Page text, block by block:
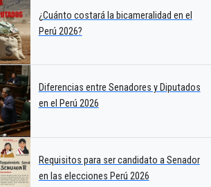
¿Cuánto costará la bicameralidad en el
Perú 2026?
Diferencias entre Senadores y Diputados
en el Perú 2026
Requisitos para ser candidato a Senador
en las elecciones Perú 2026